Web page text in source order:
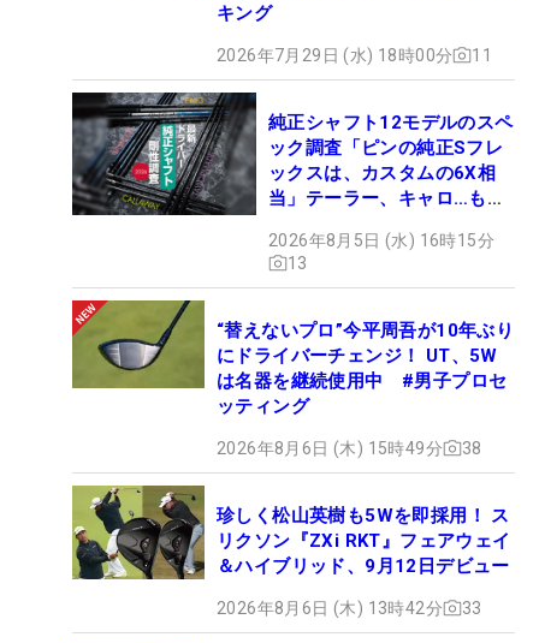
キング
2026年7月29日 (水) 18時00分 11
純正シャフト12モデルのスペ
ック調査「ピンの純正Sフレ
ックスは、カスタムの6X相
当」テーラー、キャロ…もチ
2026年8月5日 (水) 16時15分
13
“替えないプロ”今平周吾が10年ぶり
にドライバーチェンジ！ UT、5W
は名器を継続使用中 #男子プロセ
ッティング
2026年8月6日 (木) 15時49分 38
珍しく松山英樹も5Wを即採用！ ス
リクソン『ZXi RKT』フェアウェイ
＆ハイブリッド、9月12日デビュー
2026年8月6日 (木) 13時42分 33